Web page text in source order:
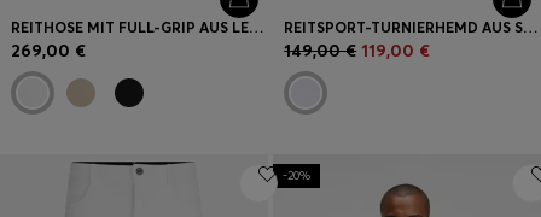
REITHOSE MIT FULL-GRIP AUS LEISTUNGSSTARKEM SPORT-GEWEBE
269,00 €
REITSPORT-TURNIERHEMD AUS SUPER-STRETCH-MATERIAL
149,00 € 119,00 €
-20%